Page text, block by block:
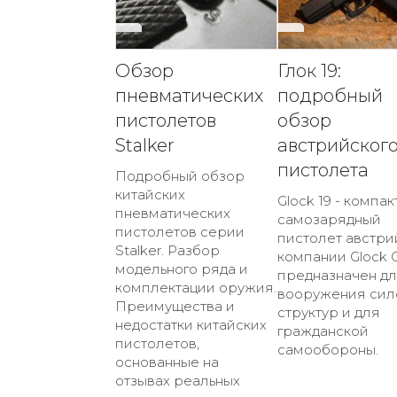
Обзор
пневматических
пистолетов
Stalker
Подробный обзор
китайских
пневматических
пистолетов серии
Stalker. Разбор
модельного ряда и
комплектации оружия.
Преимущества и
недостатки китайских
пистолетов,
основанные на
отзывах реальных
Глок 19:
подробный
обзор
пистолета
Glock 19 -
самозарядный
пистолет
компании Glock
предназначен
вооружения
структур и для
гражданской
самообороны.